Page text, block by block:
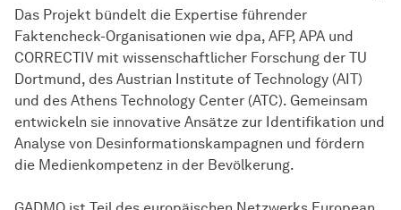
Das Projekt bündelt die Expertise führender
Faktencheck-Organisationen wie dpa, AFP, APA und
CORRECTIV mit wissenschaftlicher Forschung der TU
Dortmund, des Austrian Institute of Technology (AIT)
und des Athens Technology Center (ATC). Gemeinsam
entwickeln sie innovative Ansätze zur Identifikation und
Analyse von Desinformationskampagnen und fördern
die Medienkompetenz in der Bevölkerung.